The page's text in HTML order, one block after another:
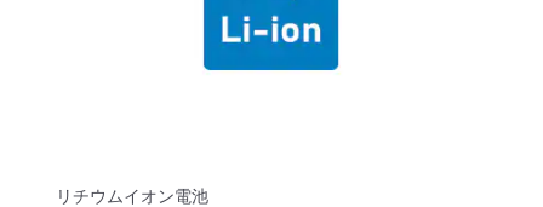
リチウムイオン電池